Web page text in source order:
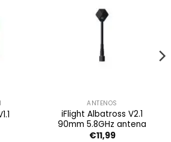
ANTENOS
iFlight Albatross V2.1
90mm 5.8GHz antena
€11,99